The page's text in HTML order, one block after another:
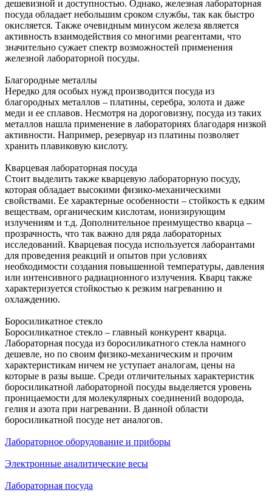
дешевизной и доступностью. Однако, железная лабораторная
посуда обладает небольшим сроком службы, так как быстро
окисляется. Также очевидным минусом железа является
активность взаимодействия со многими реагентами, что
значительно сужает спектр возможностей применения
железной лабораторной посуды.
Благородные металлы
Нередко для особых нужд производится посуда из
благородных металлов – платины, серебра, золота и даже
меди и ее сплавов. Несмотря на дороговизну, посуда из таких
металлов нашла применение в лабораториях благодаря низкой
активности. Например, резервуар из платины позволяет
хранить плавиковую кислоту.
Кварцевая лабораторная посуда
Стоит выделить также кварцевую лабораторную посуду,
которая обладает высокими физико-механическими
свойствами. Ее характерные особенности – стойкость к едким
веществам, органическим кислотам, ионизирующим
излучениям и т.д. Дополнительное преимущество кварца –
прозрачность, что так важно для ряда лабораторных
исследований. Кварцевая посуда используется лаборантами
для проведения реакций и опытов при условиях
необходимости создания повышенной температуры, давления
или интенсивного радиационного излучения. Кварц также
характеризуется стойкостью к резким нагреванию и
охлаждению.
Боросиликатное стекло
Боросиликатное стекло – главный конкурент кварца.
Лабораторная посуда из боросиликатного стекла намного
дешевле, но по своим физико-механическим и прочим
характеристикам ничем не уступает аналогам, цены на
которые в разы выше. Среди отличительных характеристик
боросиликатной лабораторной посуды выделяется уровень
проницаемости для молекулярных соединений водорода,
гелия и азота при нагревании. В данной области
боросиликатной посуде нет аналогов.
Лабораторное оборудование и приборы
Электронные аналитические весы
Лабораторная посуда